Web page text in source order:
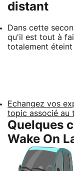
distant
Dans cette
qu'il est tout à
totalement éteint
Echangez vos
topic associé au
Quelques
Wake On